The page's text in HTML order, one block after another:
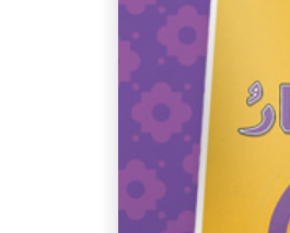
Courses and Webinars
Games and Storybooks